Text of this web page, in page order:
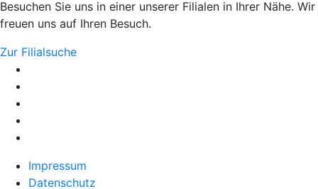
Besuchen Sie uns in einer unserer Filialen in Ihrer Nähe. Wir
freuen uns auf Ihren Besuch.
Zur Filialsuche
Impressum
Datenschutz